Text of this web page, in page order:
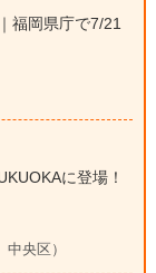
福岡県庁で7/21
に登場！
央区）